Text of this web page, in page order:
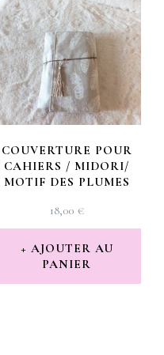
COUVERTURE POUR
CAHIERS / MIDORI/
MOTIF DES PLUMES
18,00 €
AJOUTER AU
PANIER